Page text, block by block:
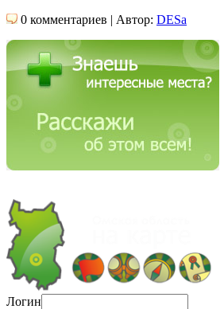
0 комментариев | Автор: DESa
Логин